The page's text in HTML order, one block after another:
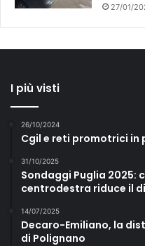
27/01/
I più visti
26/10/2024
Cgil e reti promotrici in
31/10/2025
Sondaggi Puglia 2025:
centrodestra riduce il
14/07/2025
Decaro-Emiliano, la
di Polignano